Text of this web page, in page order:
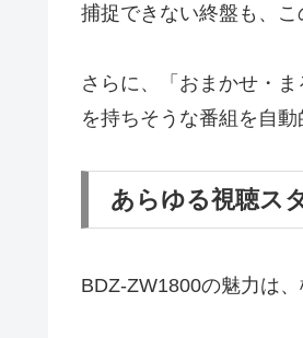
捕捉できない終盤も、こ
さらに、「おまかせ・
を持ちそうな番組を自動
あらゆる視聴ス
BDZ-ZW1800の魅力は